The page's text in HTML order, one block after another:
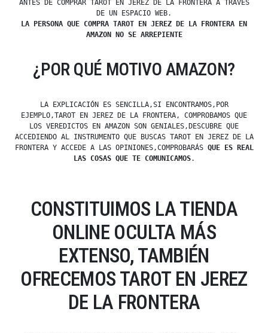
ANTES DE COMPRAR TAROT EN JEREZ DE LA FRONTERA A TRAVÉS
DE UN ESPACIO WEB.
LA PERSONA QUE COMPRA TAROT EN JEREZ DE LA FRONTERA EN
AMAZON NO SE ARREPIENTE
¿POR QUÉ MOTIVO AMAZON?
LA EXPLICACIÓN ES SENCILLA,SI ENCONTRAMOS,POR
EJEMPLO,TAROT EN JEREZ DE LA FRONTERA, COMPROBAMOS QUE
LOS VEREDICTOS EN AMAZON SON GENIALES,DESCUBRE QUE
ACCEDIENDO AL INSTRUMENTO QUE BUSCAS TAROT EN JEREZ DE LA
FRONTERA Y ACCEDE A LAS OPINIONES,COMPROBARÁS QUE ES REAL
LAS COSAS QUE TE COMUNICAMOS.
CONSTITUIMOS LA TIENDA
ONLINE OCULTA MÁS
EXTENSO, TAMBIÉN
OFRECEMOS TAROT EN JEREZ
DE LA FRONTERA